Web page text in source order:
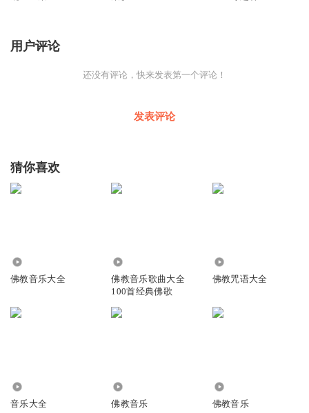
用户评论
还没有评论，快来发表第一个评论！
发表评论
猜你喜欢
佛教音乐大全
佛教音乐歌曲大全
100首经典佛歌
佛教咒语大全
音乐大全 佛教音乐 佛教音乐